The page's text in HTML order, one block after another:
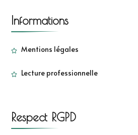
Informations
Mentions légales
Lecture professionnelle
Respect RGPD